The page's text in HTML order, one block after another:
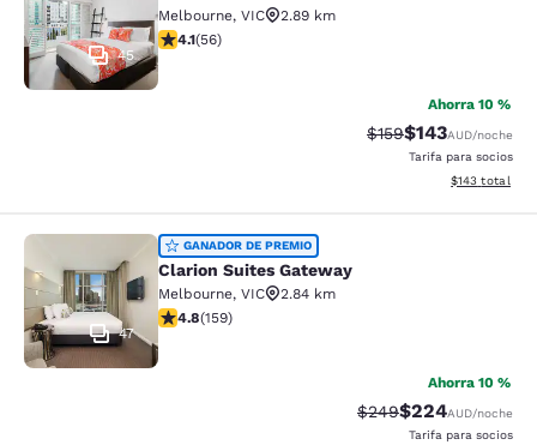
45
Melbourne, VIC
2.89 km
calificación de 4.09 estrellas. Muy bueno. 56 reseñas
4.1(56)
Ahorra 10 %
Precio tachado:
$159Precio con
$143AUD/noche
Tarifa para socios
Ver detalles
$143 total
Clarion Suites Gateway
47
GANADOR DE PREMIO
Clarion Suites Gateway
Melbourne, VIC
2.84 km
calificación de 4.75 estrellas. Excepcional. 159
4.8(159)
Ahorra 10 %
Precio tachado:
$249Precio con
$224AUD/noche
Tarifa para socios